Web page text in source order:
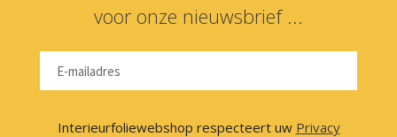
voor onze nieuwsbrief ...
Interieurfoliewebshop respecteert uw Privacy